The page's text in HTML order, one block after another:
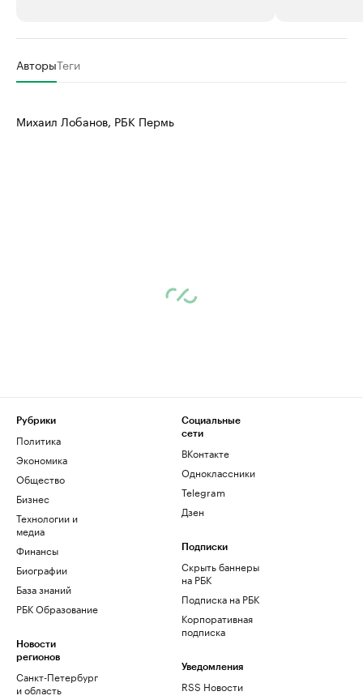
Крупнейшие производители и
Ознакомьтесь с информацией в каталоге
АвторыТеги
Михаил Лобанов, РБК Пермь
Рубрики
Политика
Экономика
Общество
Бизнес
Технологии и
медиа
Финансы
Биографии
База знаний
РБК Образование
Новости
регионов
Санкт-Петербург
и область
Социальные
сети
ВКонтакте
Одноклассники
Telegram
Дзен
Подписки
Скрыть баннеры
на РБК
Подписка на РБК
Корпоративная
подписка
Уведомления
RSS Новости